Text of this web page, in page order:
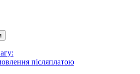
післяплатою